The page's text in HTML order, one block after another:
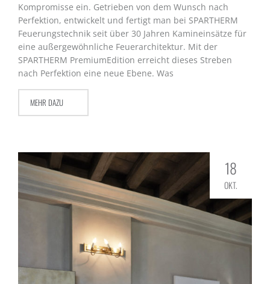
Kompromisse ein. Getrieben von dem Wunsch nach
Perfektion, entwickelt und fertigt man bei SPARTHERM
Feuerungstechnik seit über 30 Jahren Kamineinsätze für
eine außergewöhnliche Feuerarchitektur. Mit der
SPARTHERM PremiumEdition erreicht dieses Streben
nach Perfektion eine neue Ebene. Was
MEHR DAZU
18
OKT.